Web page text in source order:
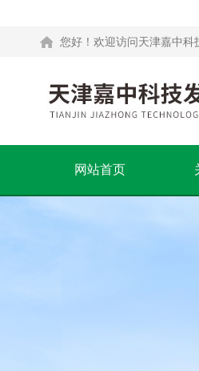
您好！欢迎访问天津嘉中科
网站首页